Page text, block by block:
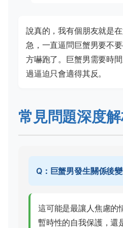
說真的，我有個朋友就是
急，一直逼問巨蟹男要不
方嚇跑了。巨蟹男需要時
過逼迫只會適得其反。
常見問題深度
Q：巨蟹男發生關係後
這可能是最讓人焦慮的
暫時性的自我保護，還